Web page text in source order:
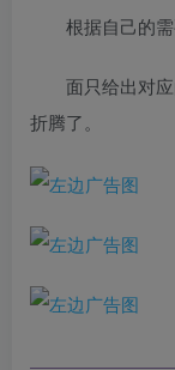
根据自己的需
面只给出对
折腾了。